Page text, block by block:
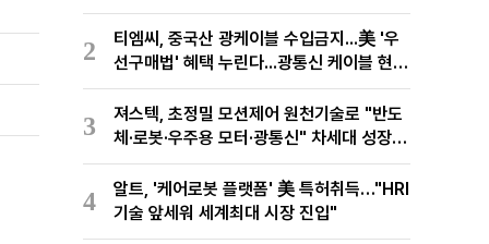
장적용
2
티엠씨, 중국산 광케이블 수입금지...美 '우
선구매법' 혜택 누린다...광통신 케이블 현지
생산
3
져스텍, 초정밀 모션제어 원천기술로 "반도
체·로봇·우주용 모터·광통신" 차세대 성장동
력 재편
4
알트, '케어로봇 플랫폼' 美 특허취득…"HRI
기술 앞세워 세계최대 시장 진입"